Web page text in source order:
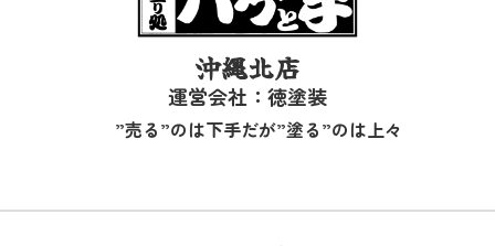
沖縄北店
運営会社：徳塗装
”売る”のは下手だが”塗る”のは上々